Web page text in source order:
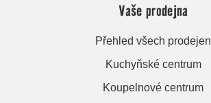
Vaše prodejna
Přehled všech prodejen
Kuchyňské centrum
Koupelnové centrum